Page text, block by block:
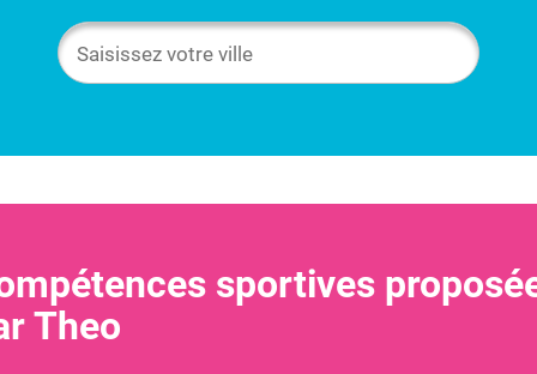
sportives
Theo